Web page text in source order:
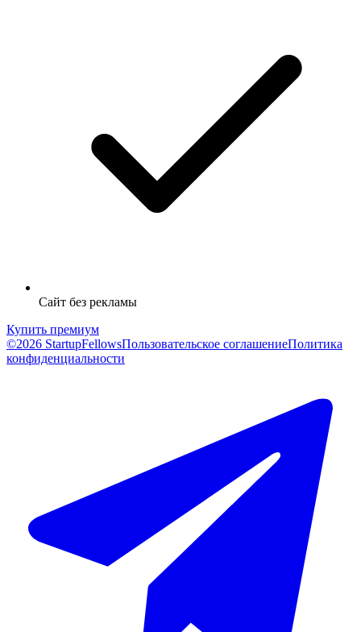
Сайт без рекламы
Купить премиум
©2026 StartupFellowsПользовательское соглашениеПолитика
конфиденциальности